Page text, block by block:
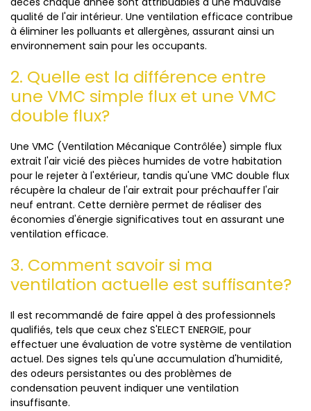
qualité de l'air intérieur. Une ventilation efficace contribue
à éliminer les polluants et allergènes, assurant ainsi un
environnement sain pour les occupants.
2. Quelle est la différence entre
une VMC simple flux et une VMC
double flux?
Une VMC (Ventilation Mécanique Contrôlée) simple flux
extrait l'air vicié des pièces humides de votre habitation
pour le rejeter à l'extérieur, tandis qu'une VMC double flux
récupère la chaleur de l'air extrait pour préchauffer l'air
neuf entrant. Cette dernière permet de réaliser des
économies d'énergie significatives tout en assurant une
ventilation efficace.
3. Comment savoir si ma
ventilation actuelle est suffisante?
Il est recommandé de faire appel à des professionnels
qualifiés, tels que ceux chez S'ELECT ENERGIE, pour
effectuer une évaluation de votre système de ventilation
actuel. Des signes tels qu'une accumulation d'humidité,
des odeurs persistantes ou des problèmes de
condensation peuvent indiquer une ventilation
insuffisante.